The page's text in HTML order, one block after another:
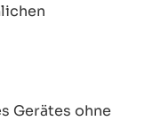
Gerätes ohne